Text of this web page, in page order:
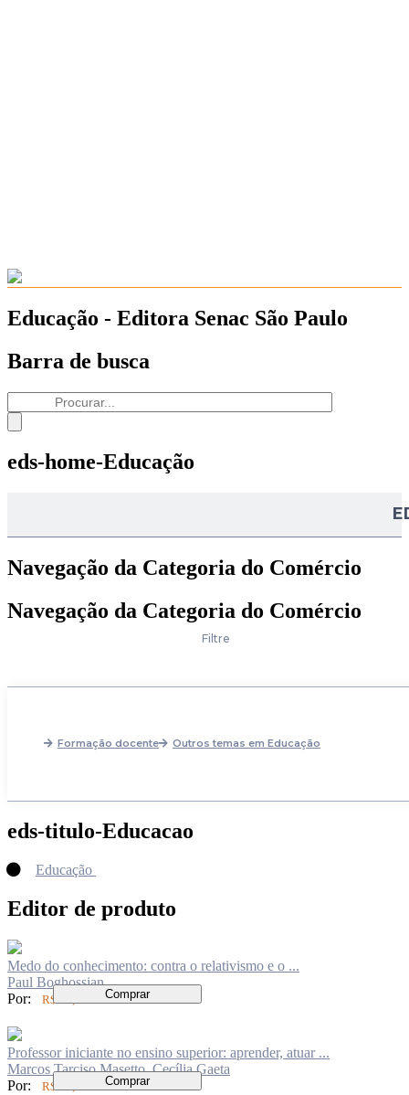
Educação - Editora Senac São Paulo
Barra de busca
eds-home-Educação
Navegação da Categoria do Comércio
Navegação da Categoria do Comércio
Filtre
Formação docente Outros temas em Educação
eds-titulo-Educacao
Educação
Editor de produto
Medo do conhecimento: contra o relativismo e o ...
Paul Boghossian
Por:
R$ 50,00 Comprar
Professor iniciante no ensino superior: aprender, atuar ...
Marcos Tarciso Masetto, Cecília Gaeta
Por:
R$ 83,00 Comprar